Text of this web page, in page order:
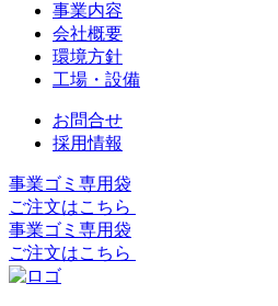
事業内容
会社概要
環境方針
工場・設備
お問合せ
採用情報
事業ゴミ専用袋
ご注文はこちら
事業ゴミ専用袋
ご注文はこちら